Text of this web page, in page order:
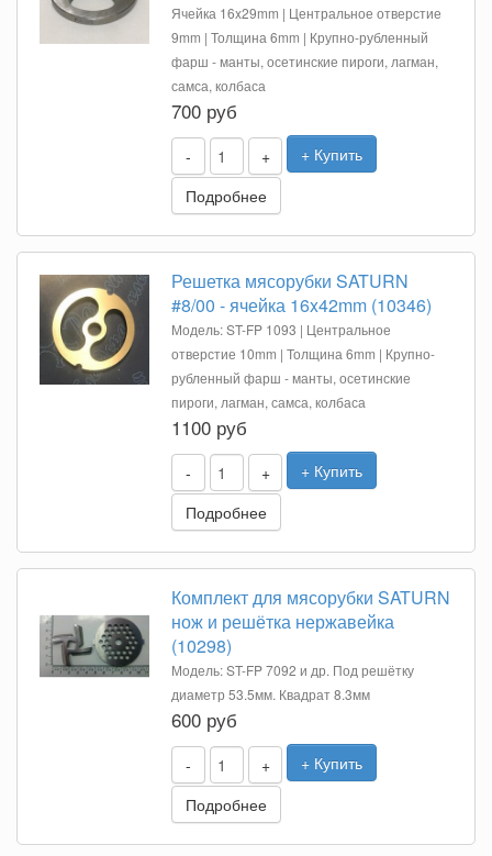
Ячейка 16x29mm | Центральное отверстие
9mm | Толщина 6mm | Крупно-рубленный
фарш - манты, осетинские пироги, лагман,
самса, колбаса
700 руб
- +
+ Купить
Подробнее
Решетка мясорубки SATURN
#8/00 - ячейка 16x42mm (10346)
Модель: ST-FP 1093 | Центральное
отверстие 10mm | Толщина 6mm | Крупно-
рубленный фарш - манты, осетинские
пироги, лагман, самса, колбаса
1100 руб
- +
+ Купить
Подробнее
Комплект для мясорубки SATURN
нож и решётка нержавейка
(10298)
Модель: ST-FP 7092 и др. Под решётку
диаметр 53.5мм. Квадрат 8.3мм
600 руб
- +
+ Купить
Подробнее